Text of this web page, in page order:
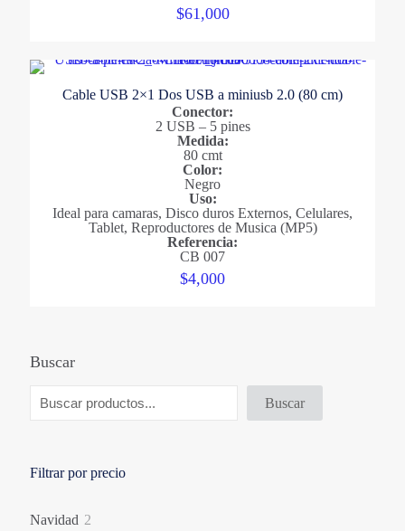
$61,000
Cable USB 2×1 Dos USB a miniusb 2.0 (80 cm)
Conector:
2 USB – 5 pines
Medida:
80 cmt
Color:
Negro
Uso:
Ideal para camaras, Disco duros Externos, Celulares,
Tablet, Reproductores de Musica (MP5)
Referencia:
CB 007
$4,000
Buscar
Buscar
Filtrar por precio
Navidad 2